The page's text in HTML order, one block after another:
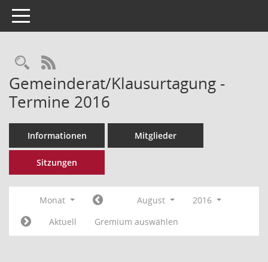
Toggle navigation
Rechercheauswahl
RSS-Feed
Gemeinderat/Klausurtagung -
Termine 2016
Informationen Mitglieder
Sitzungen
Monat August
2016
Aktuell
Gremium auswählen